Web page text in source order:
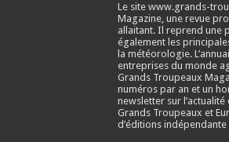
Le site www.grands-
Magazine, une revue
allaitant. Il reprend une
également les
la météorologie.
entreprises du monde
Grands Troupeaux
numéros par an et un
newsletter sur
Grands Troupeaux et
d’éditions indépendante